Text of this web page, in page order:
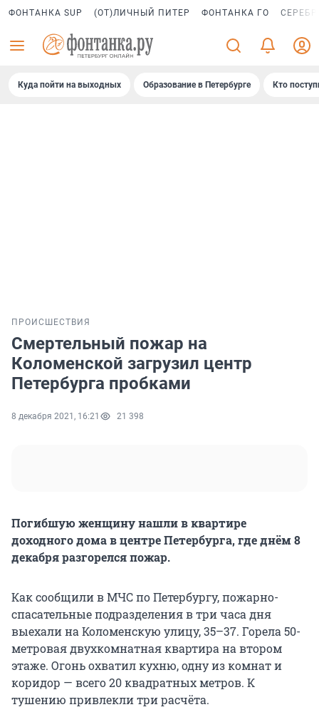
ФОНТАНКА SUP (ОТ)ЛИЧНЫЙ ПИТЕР ФОНТАНКА ГО
Куда пойти на выходных Образование в Петербурге Кто
ПРОИСШЕСТВИЯ
Смертельный пожар на
Коломенской загрузил центр
Петербурга пробками
8 декабря 2021, 16:21 21 398
Погибшую женщину нашли в квартире
доходного дома в центре Петербурга, где днём 8
декабря разгорелся пожар.
Как сообщили в МЧС по Петербургу, пожарно-
спасательные подразделения в три часа дня
выехали на Коломенскую улицу, 35–37. Горела 50-
метровая двухкомнатная квартира на втором
этаже. Огонь охватил кухню, одну из комнат и
коридор — всего 20 квадратных метров. К
тушению привлекли три расчёта.